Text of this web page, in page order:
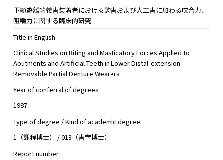
下顎遊離端義歯装着者における鉤歯および人工歯に加わる咬合力、
咀嚼力に関する臨床的研究
Title in English
Clinical Studies on Biting and Masticatory Forces Applied to
Abutments and Artificial Teeth in Lower Distal-extension
Removable Partial Denture Wearers
Year of conferral of degrees
1987
Type of degree / Kind of academic degree
1（課程博士） / 013（歯学博士）
Report number